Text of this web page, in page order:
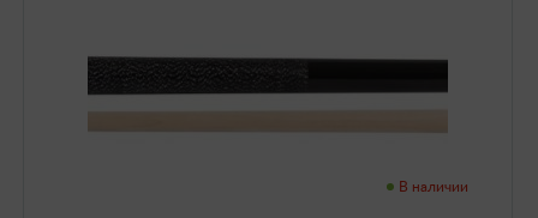
В наличии